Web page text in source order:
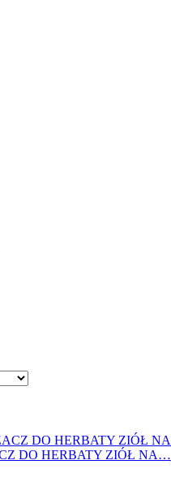
DO HERBATY ZIÓŁ NA…